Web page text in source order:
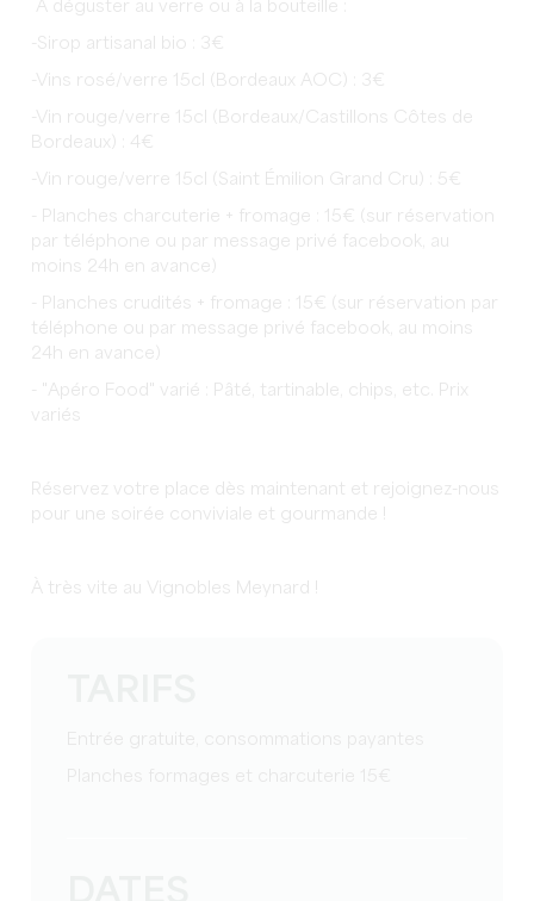
À déguster au verre ou à la bouteille :
-Sirop artisanal bio : 3€
-Vins rosé/verre 15cl (Bordeaux AOC) : 3€
-Vin rouge/verre 15cl (Bordeaux/Castillons Côtes de
Bordeaux) : 4€
-Vin rouge/verre 15cl (Saint Émilion Grand Cru) : 5€
- Planches charcuterie + fromage : 15€ (sur réservation
par téléphone ou par message privé facebook, au
moins 24h en avance)
- Planches crudités + fromage : 15€ (sur réservation par
téléphone ou par message privé facebook, au moins
24h en avance)
- "Apéro Food" varié : Pâté, tartinable, chips, etc. Prix
variés
Réservez votre place dès maintenant et rejoignez-nous
pour une soirée conviviale et gourmande !
À très vite au Vignobles Meynard !